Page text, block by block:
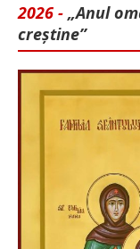
2026 - „Anul
creștine”